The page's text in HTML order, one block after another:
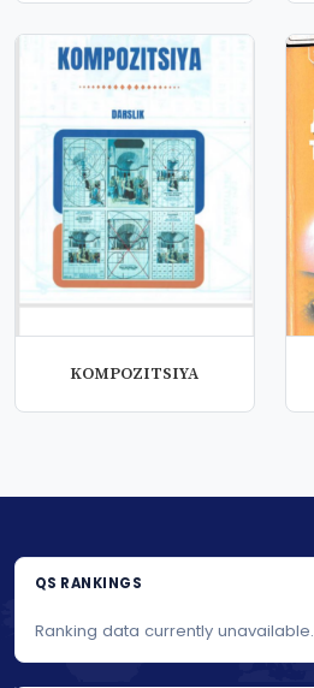
KOMPOZITSIYA
QS RANKINGS
Ranking data currently unavailable.